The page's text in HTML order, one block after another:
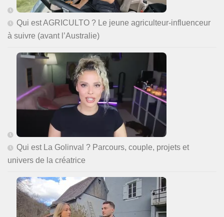
Qui est AGRICULTO ? Le jeune agriculteur-influenceur
à suivre (avant l’Australie)
Qui est La Golinval ? Parcours, couple, projets et
univers de la créatrice